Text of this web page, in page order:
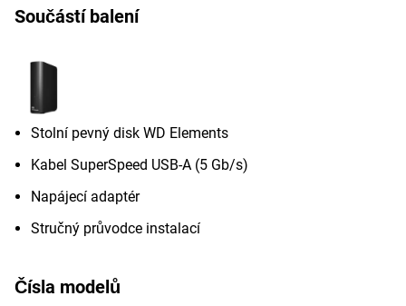
Součástí balení
Stolní pevný disk WD Elements
Kabel SuperSpeed USB-A (5 Gb/s)
Napájecí adaptér
Stručný průvodce instalací
Čísla modelů